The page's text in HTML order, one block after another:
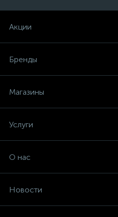
Акции
Бренды
Магазины
Услуги
О нас
Новости